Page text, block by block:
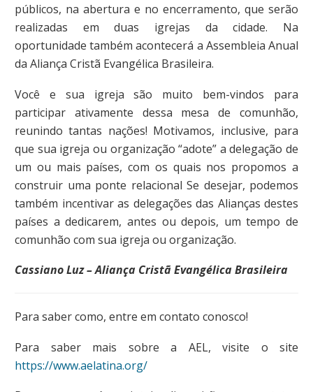
públicos, na abertura e no encerramento, que serão
realizadas em duas igrejas da cidade. Na
oportunidade também acontecerá a Assembleia Anual
da Aliança Cristã Evangélica Brasileira.
Você e sua igreja são muito bem-vindos para
participar ativamente dessa mesa de comunhão,
reunindo tantas nações! Motivamos, inclusive, para
que sua igreja ou organização “adote” a delegação de
um ou mais países, com os quais nos propomos a
construir uma ponte relacional Se desejar, podemos
também incentivar as delegações das Alianças destes
países a dedicarem, antes ou depois, um tempo de
comunhão com sua igreja ou organização.
Cassiano Luz –Aliança Cristã Evangélica Brasileira
Para saber como, entre em contato conosco!
Para saber mais sobre a AEL, visite o site
https://www.aelatina.org/